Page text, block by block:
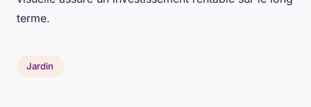
terme.
Jardin